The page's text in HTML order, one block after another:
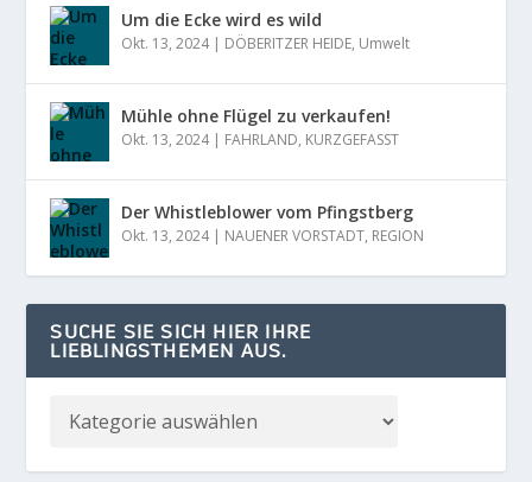
Um die Ecke wird es wild
Okt. 13, 2024| DÖBERITZER HEIDE, Umwelt
Mühle ohne Flügel zu verkaufen!
Okt. 13, 2024| FAHRLAND, KURZGEFASST
Der Whistleblower vom Pfingstberg
Okt. 13, 2024| NAUENER VORSTADT, REGION
SUCHE SIE SICH HIER IHRE
LIEBLINGSTHEMEN AUS.